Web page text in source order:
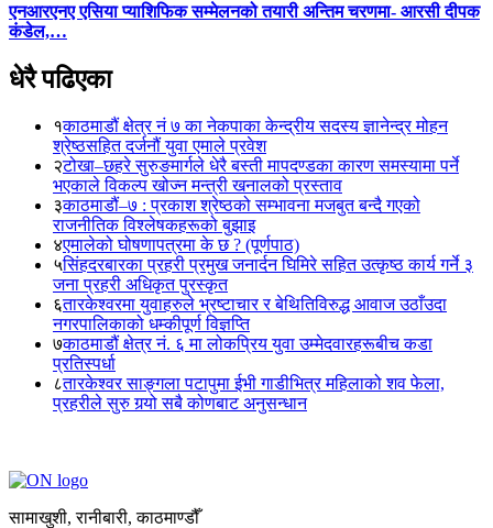
एनआरएनए एसिया प्याशिफिक सम्मेलनको तयारी अन्तिम चरणमा- आरसी दीपक
कंडेल,…
धेरै पढिएका
१काठमाडौं क्षेत्र नं ७ का नेकपाका केन्द्रीय सदस्य ज्ञानेन्द्र मोहन
श्रेष्ठसहित दर्जनौं युवा एमाले प्रवेश
२टोखा–छहरे सुरुङमार्गले धेरै बस्ती मापदण्डका कारण समस्यामा पर्ने
भएकाले विकल्प खोज्न मन्त्री खनालको प्रस्ताव
३काठमाडौं–७ : प्रकाश श्रेष्ठको सम्भावना मजबुत बन्दै गएको
राजनीतिक विश्लेषकहरूको बुझाइ
४एमालेको घोषणापत्रमा के छ ? (पूर्णपाठ)
५सिंहदरबारका प्रहरी प्रमुख जनार्दन घिमिरे सहित उत्कृष्ठ कार्य गर्ने ३
जना प्रहरी अधिकृत पुरस्कृत
६तारकेश्वरमा युवाहरुले भ्रष्टाचार र बेथितिविरुद्ध आवाज उठाँउदा
नगरपालिकाको धम्कीपूर्ण विज्ञप्ति
७काठमाडौं क्षेत्र नं. ६ मा लोकप्रिय युवा उम्मेदवारहरूबीच कडा
प्रतिस्पर्धा
८तारकेश्वर साङ्गला पटापुमा ईभी गाडीभित्र महिलाको शव फेला,
प्रहरीले सुरु गर्‍यो सबै कोणबाट अनुसन्धान
सामाखुशी, रानीबारी, काठमाण्डौँ